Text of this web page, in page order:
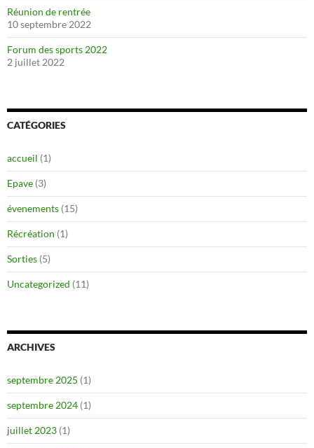
Réunion de rentrée
10 septembre 2022
Forum des sports 2022
2 juillet 2022
CATÉGORIES
accueil (1)
Epave (3)
évenements (15)
Récréation (1)
Sorties (5)
Uncategorized (11)
ARCHIVES
septembre 2025 (1)
septembre 2024 (1)
juillet 2023 (1)